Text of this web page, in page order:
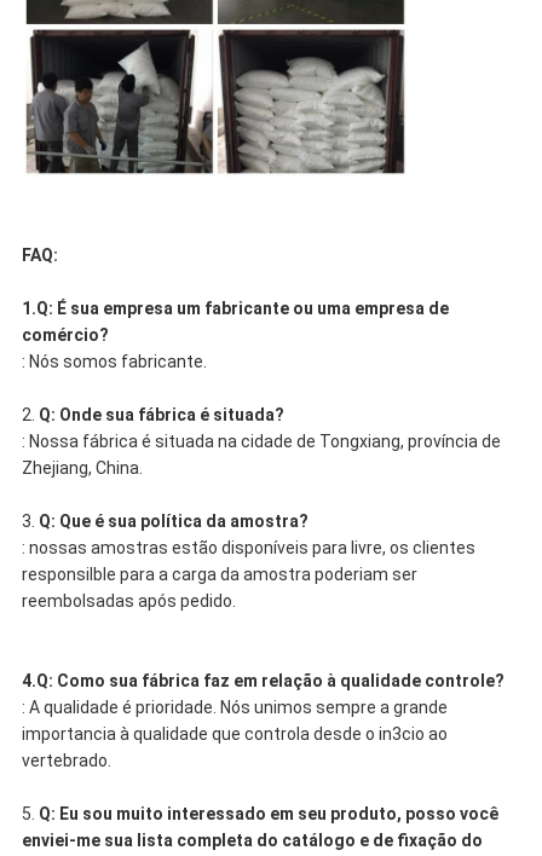
FAQ:
1.Q: É sua empresa um fabricante ou uma empresa de
comércio?
: Nós somos fabricante.
2. Q: Onde sua fábrica é situada?
: Nossa fábrica é situada na cidade de Tongxiang, província de
Zhejiang, China.
3. Q: Que é sua política da amostra?
: nossas amostras estão disponíveis para livre, os clientes
responsilble para a carga da amostra poderiam ser
reembolsadas após pedido.
4.Q: Como sua fábrica faz em relação à qualidade controle?
: A qualidade é prioridade. Nós unimos sempre a grande
importancia à qualidade que controla desde o in3cio ao
vertebrado.
5. Q: Eu sou muito interessado em seu produto, posso você
enviei-me sua lista completa do catálogo e de fixação do